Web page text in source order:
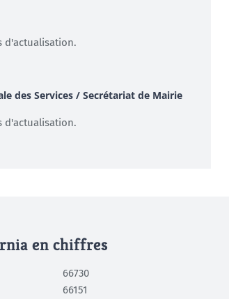
d'actualisation.
des Services / Secrétariat de Mairie
d'actualisation.
en chiffres
66730
66151